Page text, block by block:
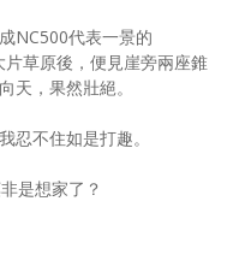
NC500代表一景的
草原後，便見崖旁兩座錐
天，果然壯絕。
忍不住如是打趣。
是想家了？